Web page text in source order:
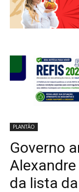
PLANTÃO
Governo
da lista